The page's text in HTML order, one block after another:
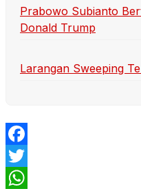
Prabowo Subianto
Donald Trump
Larangan Sweeping
Facebook
Twitter